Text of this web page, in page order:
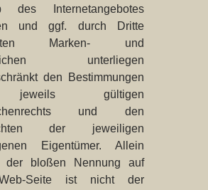
des Internetangebotes
und ggf. durch Dritte
Marken- und
unterliegen
den Bestimmungen
gültigen
und den
der jeweiligen
Eigentümer. Allein
der bloßen Nennung auf
Seite ist nicht der